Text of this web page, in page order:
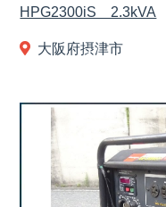
HPG2300iS 2.3kVA
大阪府摂津市